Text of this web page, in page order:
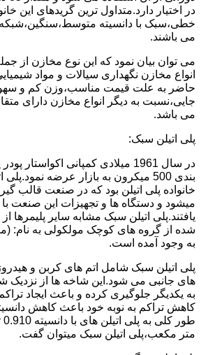
در اختیار دارد.متداول ترین گریدهای این
خطی،سبک با دانسیته
می باشند.
می توان بیان نمود که این نوع مخازن از
انواع مخازن نگهداری سیالات و مواد
حاضر به علت قیمت مناسب،وزن کم و
جایی،نسبت به دیگر انواع مخازن دارای
می باشد.
پلی اتیلن سبک:
در سال 1961 میلادی کمپانی
بندی 500 میکرون به بازار عرضه
خانواده پلی اتیلن بود که در صنعت قالب
میشود و دستگاه ها و تجهیزات این صنعت
یافتند.پلی اتیلن سبک مشابه سایر پلیمرها
شده از گروه های کوچک مولکولی به نام:
به وجود آمده است.
پلی اتیلن سبک شامل اتم های کربن و
های جانبی می شود.این شاخه ها از نزدیک
به یکدیگر جلوگیری کرده و باعث ایجاد
کاهش تراکم به نوبه خود باعث کاهش
متر مکعب،پلی اتیلن سبک میتوان گفت.